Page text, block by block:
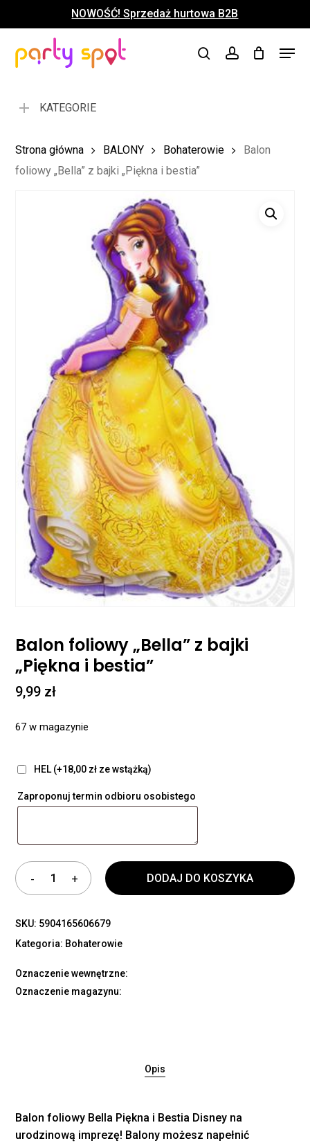
to
content
NOWOŚĆ! Sprzedaż hurtowa B2B
searchaccount
Menu
Koszyk Close
KATEGORIE
Strona główna BALONY Bohaterowie
Balon
foliowy „Bella” z bajki „Piękna i bestia”
Balon foliowy „Bella” z bajki
„Piękna i bestia”
9,99 zł
67 w magazynie
HEL (+18,00 zł ze wstążką)
Zaproponuj termin odbioru osobistego
DODAJ DO KOSZYKA
SKU: 5904165606679
Kategoria: Bohaterowie
Oznaczenie wewnętrzne:
Oznaczenie magazynu:
Opis
Balon foliowy Bella Piękna i Bestia Disney na
urodzinową imprezę! Balony możesz napełnić
Menu